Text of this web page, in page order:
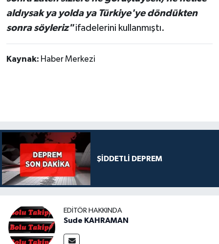
aldıysak ya yolda ya Türkiye'ye döndükten
sonra söyleriz"ifadelerini kullanmıştı.
Kaynak: Haber Merkezi
ŞİDDETLİ DEPREM
EDITÖR HAKKINDA
Sude KAHRAMAN